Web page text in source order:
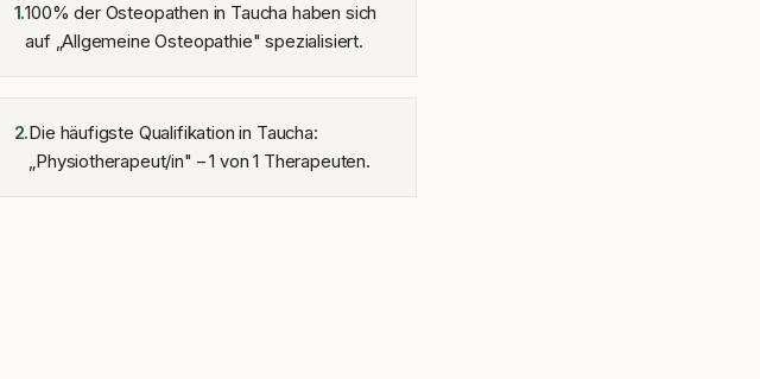
1.100% der Osteopathen in Taucha haben sich
auf „Allgemeine Osteopathie" spezialisiert.
2.Die häufigste Qualifikation in Taucha:
„Physiotherapeut/in" – 1 von 1 Therapeuten.